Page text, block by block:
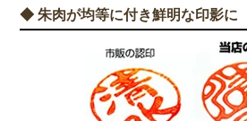
◆ 朱肉が均等に付き鮮明な印影に